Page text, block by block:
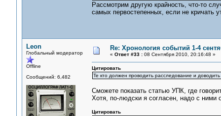
Рассмотрим другую крайность, что-то
самых первостепенных, если не кричать
Leon
Глобальный модератор
Offline
Сообщений: 6,482
Re: Хронология событий 1-4
« Ответ #33 :08 Сентября 2010, 20:16:48 »
Цитировать
Те кто должен проводить расследование и
Сможете показать статью УПК, где
Хотя, по-людски я согласен, надо с ними
Цитировать